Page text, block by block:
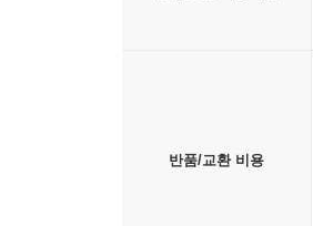
반품/교환 비용